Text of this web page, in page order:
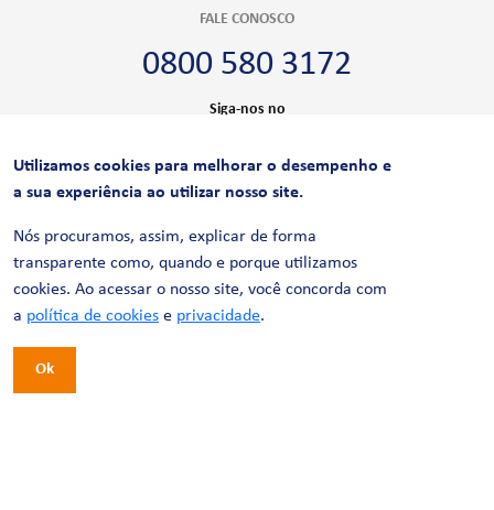
FALE CONOSCO
0800 580 3172
Siga-nos no
CERTIFICAÇÕES
Utilizamos cookies para melhorar o desempenho e
a sua experiência ao utilizar nosso site.
Nós procuramos, assim, explicar de forma
transparente como, quando e porque utilizamos
cookies. Ao acessar o nosso site, você concorda com
a política de cookies e privacidade.
Ok